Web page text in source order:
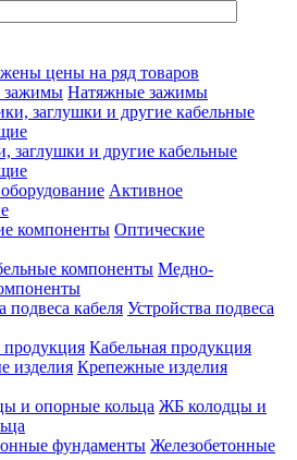
цены на ряд товаров
Натяжные зажимы
заглушки и другие кабельные
Активное
Оптические
Медно-
Устройства подвеса
Кабельная продукция
Крепежные изделия
ЖБ колодцы и
Железобетонные